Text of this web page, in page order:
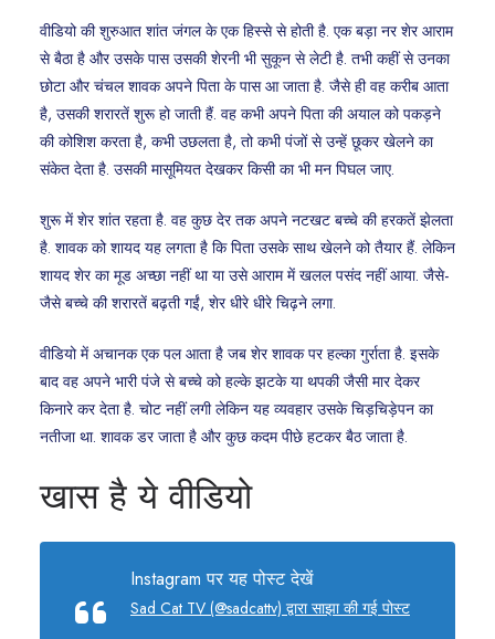
वीडियो की शुरुआत शांत जंगल के एक हिस्से से होती है. एक बड़ा नर शेर आराम
से बैठा है और उसके पास उसकी शेरनी भी सुकून से लेटी है. तभी कहीं से उनका
छोटा और चंचल शावक अपने पिता के पास आ जाता है. जैसे ही वह करीब आता
है, उसकी शरारतें शुरू हो जाती हैं. वह कभी अपने पिता की अयाल को पकड़ने
की कोशिश करता है, कभी उछलता है, तो कभी पंजों से उन्हें छूकर खेलने का
संकेत देता है. उसकी मासूमियत देखकर किसी का भी मन पिघल जाए.
शुरू में शेर शांत रहता है. वह कुछ देर तक अपने नटखट बच्चे की हरकतें झेलता
है. शावक को शायद यह लगता है कि पिता उसके साथ खेलने को तैयार हैं. लेकिन
शायद शेर का मूड अच्छा नहीं था या उसे आराम में खलल पसंद नहीं आया. जैसे-
जैसे बच्चे की शरारतें बढ़ती गईं, शेर धीरे धीरे चिढ़ने लगा.
वीडियो में अचानक एक पल आता है जब शेर शावक पर हल्का गुर्राता है. इसके
बाद वह अपने भारी पंजे से बच्चे को हल्के झटके या थपकी जैसी मार देकर
किनारे कर देता है. चोट नहीं लगी लेकिन यह व्यवहार उसके चिड़चिड़ेपन का
नतीजा था. शावक डर जाता है और कुछ कदम पीछे हटकर बैठ जाता है.
खास है ये वीडियो
Instagram पर यह पोस्ट देखें
Sad Cat TV (@sadcattv) द्वारा साझा की गई पोस्ट